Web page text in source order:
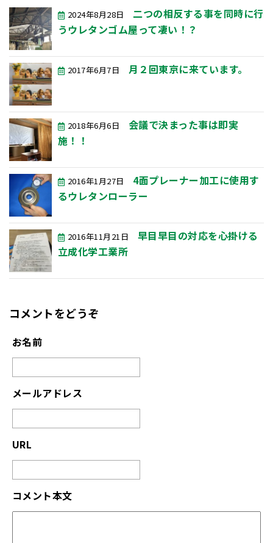
2024年8月28日
二つの相反する事を同時に行
うウレタンゴム屋って凄い！？
2017年6月7日 月２回東京に来ています。
2018年6月6日
会議で決まった事は即実
施！！
2016年1月27日
4面プレーナー加工に使用す
るウレタンローラー
2016年11月21日
早目早目の対応を心掛ける
立成化学工業所
コメントをどうぞ
お名前
メールアドレス
URL
コメント本文